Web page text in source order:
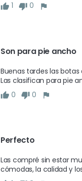
1
0
Son para pie ancho
Buenas tardes las
Las clasifican para pie
0
0
Perfecto
Las compré sin estar
cómodas, la calidad y